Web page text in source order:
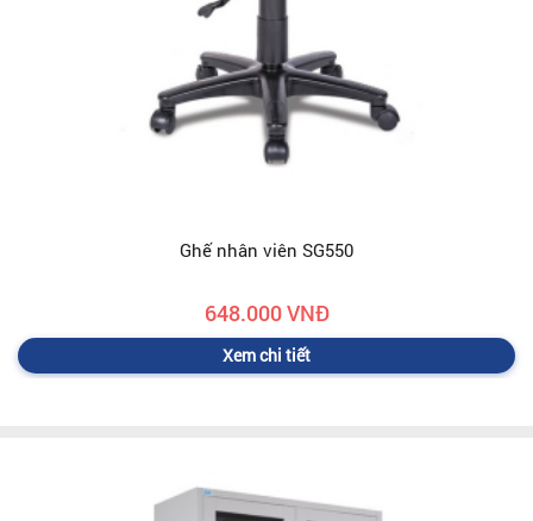
Ghế nhân viên SG550
648.000 VNĐ
Xem chi tiết